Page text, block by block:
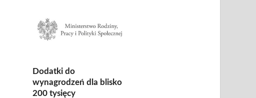
Dodatki do
wynagrodzeń dla blisko
200 tysięcy